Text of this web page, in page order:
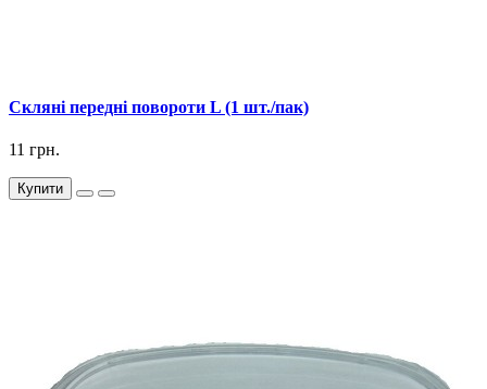
Скляні передні повороти L (1 шт./пак)
11 грн.
Купити